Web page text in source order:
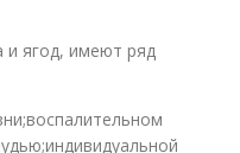
и ягод, имеют ряд